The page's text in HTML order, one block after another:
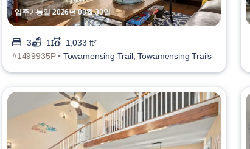
입주가능일 2026년 08월 30일
3 1
1,033 ft²
#1499935P • Towamensing Trail, Towamensing Trails